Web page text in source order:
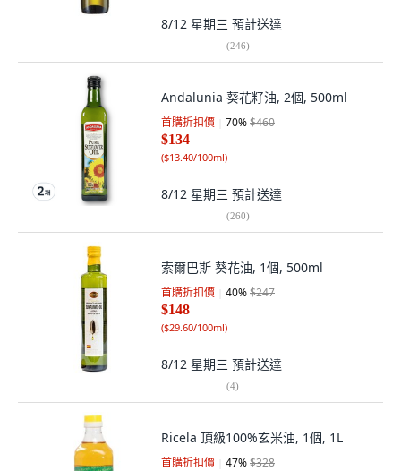
8/12 星期三 預計送達
(246)
Andalunia 葵花籽油, 2個, 500ml
首購折扣價 70%$460
$134
($13.40/100ml)
8/12 星期三 預計送達
(260)
索爾巴斯 葵花油, 1個, 500ml
首購折扣價 40%$247
$148
($29.60/100ml)
8/12 星期三 預計送達
(4)
Ricela 頂級100%玄米油, 1個, 1L
首購折扣價 47%$328